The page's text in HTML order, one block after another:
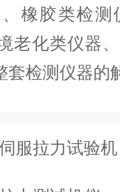
橡胶类检
老化类仪器
套检测仪器的
服拉力试验机